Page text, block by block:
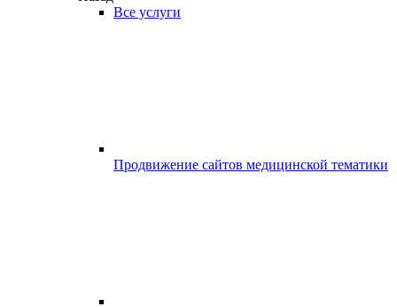
Все услуги
Продвижение сайтов медицинской тематики